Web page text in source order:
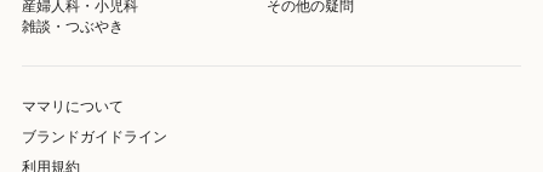
産婦人科・小児科
その他の疑問
雑談・つぶやき
ママリについて
ブランドガイドライン
利用規約